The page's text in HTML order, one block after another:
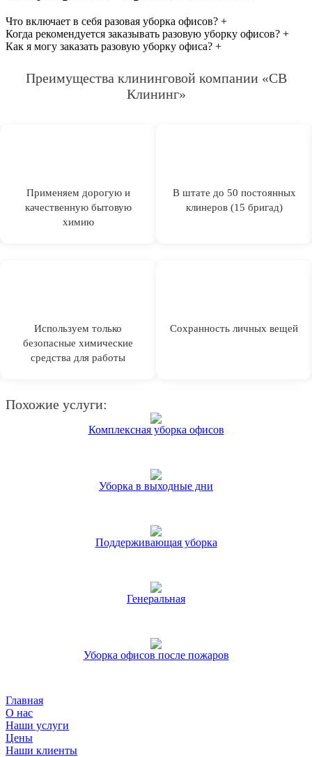
Что включает в себя разовая уборка офисов? +
Когда рекомендуется заказывать разовую уборку офисов? +
Как я могу заказать разовую уборку офиса? +
Преимущества клининговой компании «СВ
Клининг»
Применяем дорогую и
качественную бытовую
химию
В штате до 50 постоянных
клинеров (15 бригад)
Используем только
безопасные химические
средства для работы
Сохранность личных вещей
Похожие услуги:
Комплексная уборка офисов
Уборка в выходные дни
Поддерживающая уборка
Генеральная
Уборка офисов после пожаров
Главная
О нас
Наши услуги
Цены
Наши клиенты